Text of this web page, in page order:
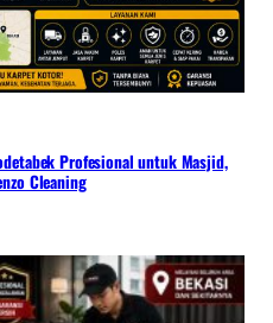
Profesional untuk Masjid,
Cleaning